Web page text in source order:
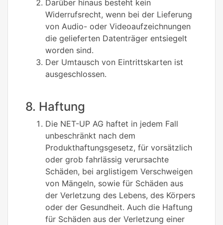
Darüber hinaus besteht kein
Widerrufsrecht, wenn bei der Lieferung
von Audio- oder Videoaufzeichnungen
die gelieferten Datenträger entsiegelt
worden sind.
Der Umtausch von Eintrittskarten ist
ausgeschlossen.
8. Haftung
Die NET-UP AG haftet in jedem Fall
unbeschränkt nach dem
Produkthaftungsgesetz, für vorsätzlich
oder grob fahrlässig verursachte
Schäden, bei arglistigem Verschweigen
von Mängeln, sowie für Schäden aus
der Verletzung des Lebens, des Körpers
oder der Gesundheit. Auch die Haftung
für Schäden aus der Verletzung einer